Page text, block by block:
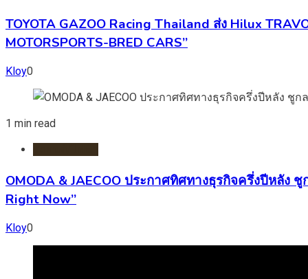
TOYOTA GAZOO Racing Thailand ส่ง Hilux
MOTORSPORTS-BRED CARS”
Kloy0
1 min read
OMODA & JAECOO ประกาศทิศทางธุรกิจครึ่งปีหลัง
Right Now”
Kloy0